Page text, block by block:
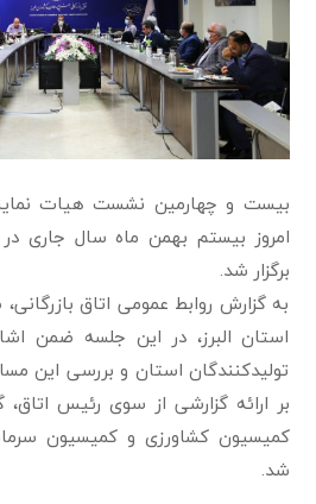
بیست و چهارمین نشست هیات
امروز بیستم بهمن ماه سال جاری
برگزار شد.
به گزارش روابط عمومی اتاق
استان البرز، در این جلسه ضمن
تولیدکنندگان استان و بررسی این
بر ارائه گزارشی از سوی رئیس
کمیسیون کشاورزی و کمیسیون
شد.